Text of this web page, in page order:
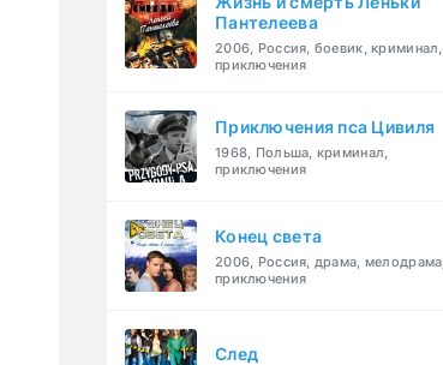
Пантелеева
2006, Россия, боевик, криминал,
приключения
Приключения пса Цивиля
1968, Польша, криминал,
приключения
Конец света
2006, Россия, драма, мелодрама,
приключения
След